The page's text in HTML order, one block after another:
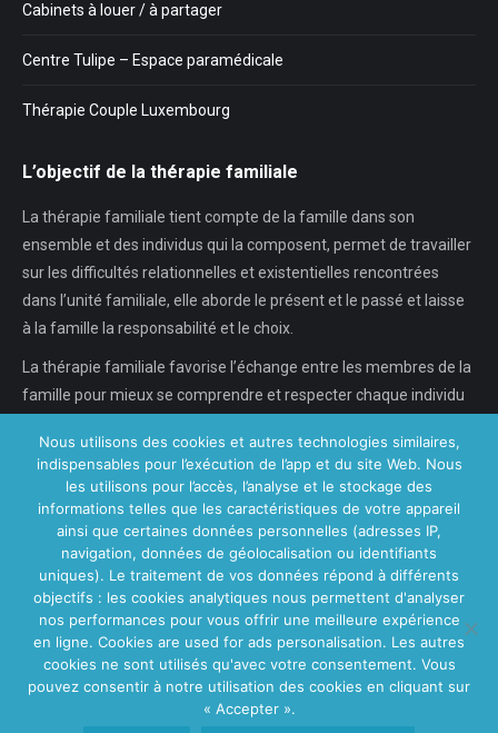
Cabinets à louer / à partager
Centre Tulipe – Espace paramédicale
Thérapie Couple Luxembourg
L’objectif de la thérapie familiale
La thérapie familiale tient compte de la famille dans son
ensemble et des individus qui la composent, permet de travailler
sur les difficultés relationnelles et existentielles rencontrées
dans l’unité familiale, elle aborde le présent et le passé et laisse
à la famille la responsabilité et le choix.
La thérapie familiale favorise l’échange entre les membres de la
famille pour mieux se comprendre et respecter chaque individu
En savoir plus...
Nos Centres
Centre VitaPsy Bruxelles
Main Menu
Nous utilisons des cookies et autres technologies similaires,
indispensables pour l’exécution de l’app et du site Web. Nous
les utilisons pour l’accès, l’analyse et le stockage des
informations telles que les caractéristiques de votre appareil
ainsi que certaines données personnelles (adresses IP,
navigation, données de géolocalisation ou identifiants
uniques). Le traitement de vos données répond à différents
objectifs : les cookies analytiques nous permettent d'analyser
nos performances pour vous offrir une meilleure expérience
en ligne. Cookies are used for ads personalisation. Les autres
cookies ne sont utilisés qu'avec votre consentement. Vous
pouvez consentir à notre utilisation des cookies en cliquant sur
« Accepter ».